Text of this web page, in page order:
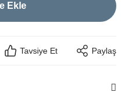
Ekle
Tavsiye Et Paylaş